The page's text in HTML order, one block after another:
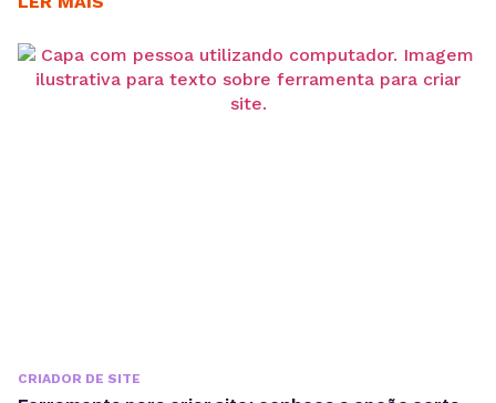
dos usuários e no sucesso do seu negócio online.
Neste artigo, você vai conhecer as melhores...
CRIADOR DE SITE